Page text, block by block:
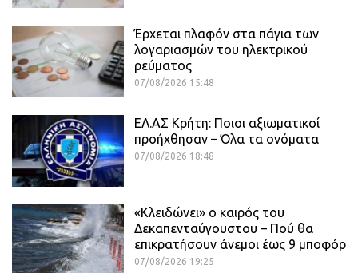
Έρχεται πλαφόν στα πάγια των
λογαριασμών του ηλεκτρικού
ρεύματος
07/08/2026 15:48
ΕΛ.ΑΣ Κρήτη: Ποιοι αξιωματικοί
προήχθησαν – Όλα τα ονόματα
07/08/2026 18:48
«Κλειδώνει» ο καιρός του
Δεκαπενταύγουστου – Πού θα
επικρατήσουν άνεμοι έως 9 μποφόρ
07/08/2026 19:25